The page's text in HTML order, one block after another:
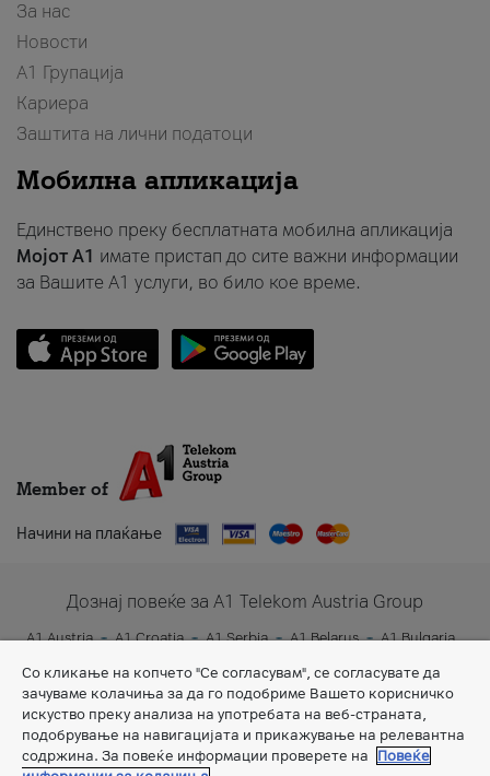
За нас
Новости
А1 Групација
Кариера
Заштита на лични податоци
Мобилна апликација
Единствено преку бесплатната мобилна апликација
Мојот A1 имате пристап до сите важни информации
за Вашите A1 услуги, во било кое време.
Member of
Начини на плаќање
Дознај повеќе за A1 Telekom Austria Group
A1 Austria A1 Croatia A1 Serbia A1 Belarus
A1 Bulgaria
Со кликање на копчето "Се согласувам", се согласувате да
зачуваме колачиња за да го подобриме Вашето корисничко
искуство преку анализа на употребата на веб-страната,
подобрување на навигацијата и прикажување на релевантна
содржина. За повеќе информации проверете на
Повеќе